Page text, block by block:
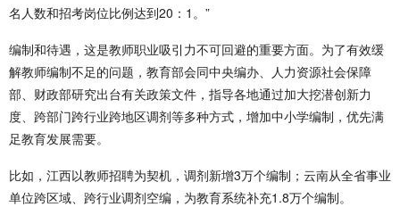
名人数和招考岗位比例达到20：1。”
编制和待遇，这是教师职业吸引力不可回避的重要方面。为了有效缓
解教师编制不足的问题，教育部会同中央编办、人力资源社会保障
部、财政部研究出台有关政策文件，指导各地通过加大挖潜创新力
度、跨部门跨行业跨地区调剂等多种方式，增加中小学编制，优先满
足教育发展需要。
比如，江西以教师招聘为契机，调剂新增3万个编制；云南从全省事业
单位跨区域、跨行业调剂空编，为教育系统补充1.8万个编制。